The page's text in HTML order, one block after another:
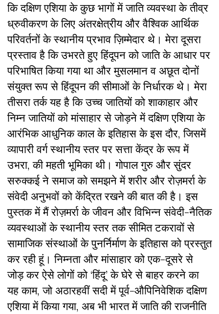
कि दक्षिण एशिया के कुछ भागों में जाति व्यवस्था के तीव्र
ध्रुवीकरण के लिए अंतरक्षेत्रीय और वैश्विक आर्थिक
परिवर्तनों के स्थानीय प्रभाव ज़िम्मेदार थे। मेरा दूसरा
प्रस्ताव है कि उभरते हुए हिंदूपन को जाति के आधार पर
परिभाषित किया गया था और मुसलमान व अछूत दोनों
संयुक्त रूप से हिंदूपन की सीमाओं के निर्धारक थे। मेरा
तीसरा तर्क यह है कि उच्च जातियों को शाकाहार और
निम्न जातियों को मांसाहार से जोड़ने में दक्षिण एशिया के
आरंभिक आधुनिक काल के इतिहास के इस दौर, जिसमें
व्यापारी वर्ग स्थानीय स्तर पर सत्ता केंद्र के रूप में
उभरा, की महती भूमिका थी। गोपाल गुरु और सुंदर
सरुक्कई ने समाज को समझने में शरीर और रोज़मर्रा के
संवेदी अनुभवों को केंद्रित रखने की बात की है। इस
पुस्तक में मैं रोज़मर्रा के जीवन और विभिन्न संवेदी-नैतिक
व्यवस्थाओं के स्थानीय स्तर तक सीमित टकरावों से
सामाजिक संस्थाओं के पुनर्निर्माण के इतिहास को प्रस्तुत
कर रही हूं। निम्नता और मांसाहार को एक-दूसरे से
जोड़ कर ऐसे लोगों को ‘हिंदू’ के घेरे से बाहर करने का
यह काम, जो अठारहवीं सदी में पूर्व-औपिनिवेशिक दक्षिण
एशिया में किया गया, अब भी भारत में जाति की राजनीति